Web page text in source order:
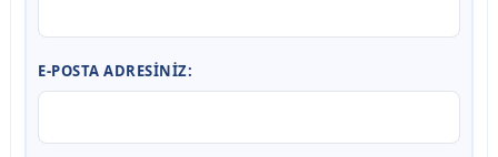
E-POSTA ADRESINIZ: